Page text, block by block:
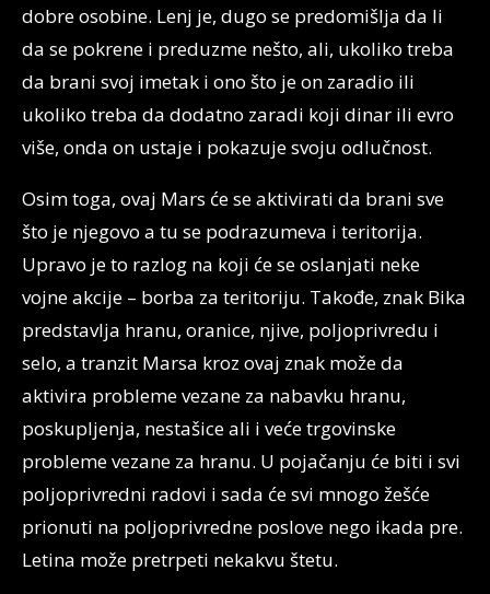
dobre osobine. Lenj je, dugo se predomišlja da li
da se pokrene i preduzme nešto, ali, ukoliko treba
da brani svoj imetak i ono što je on zaradio ili
ukoliko treba da dodatno zaradi koji dinar ili evro
više, onda on ustaje i pokazuje svoju odlučnost.
Osim toga, ovaj Mars će se aktivirati da brani sve
što je njegovo a tu se podrazumeva i teritorija.
Upravo je to razlog na koji će se oslanjati neke
vojne akcije – borba za teritoriju. Takođe, znak Bika
predstavlja hranu, oranice, njive, poljoprivredu i
selo, a tranzit Marsa kroz ovaj znak može da
aktivira probleme vezane za nabavku hranu,
poskupljenja, nestašice ali i veće trgovinske
probleme vezane za hranu. U pojačanju će biti i svi
poljoprivredni radovi i sada će svi mnogo žešće
prionuti na poljoprivredne poslove nego ikada pre.
Letina može pretrpeti nekakvu štetu.